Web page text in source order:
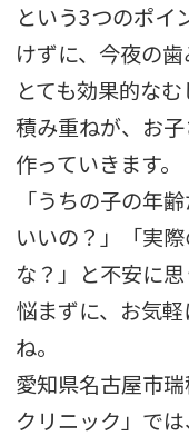
という3つのポイ
けずに、今夜の
とても効果的な
積み重ねが、お
作っていきます。
「うちの子の年
いいの？」「実
な？」と不安に
悩まずに、お気
ね。
愛知県名古屋市
クリニック」で